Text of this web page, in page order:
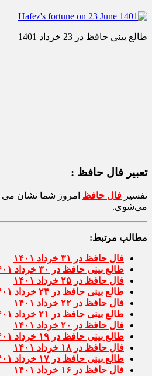
طالع بینی حافظ در 23 خرداد 1401
تعبیر فال حافظ :
تفسیر فال حافظ امروز شما نشان می
می‌شوی.
مطالب مرتبط:
فال حافظ در ۳۱ خرداد ۱۴۰۱
طالع بینی حافظ در ۳۰ خرداد ۱۴۰۱
فال حافظ در ۲۵ خرداد ۱۴۰۱
طالع بینی حافظ در ۲۴ خرداد ۱۴۰۱
فال حافظ در ۲۲ خرداد ۱۴۰۱
طالع بینی حافظ در ۲۱ خرداد ۱۴۰۱
فال حافظ در ۲۰ خرداد ۱۴۰۱
طالع بینی حافظ در ۱۹ خرداد ۱۴۰۱
فال حافظ در ۱۸ خرداد ۱۴۰۱
طالع بینی حافظ در ۱۷ خرداد ۱۴۰۱
فال حافظ در ۱۶ خرداد ۱۴۰۱